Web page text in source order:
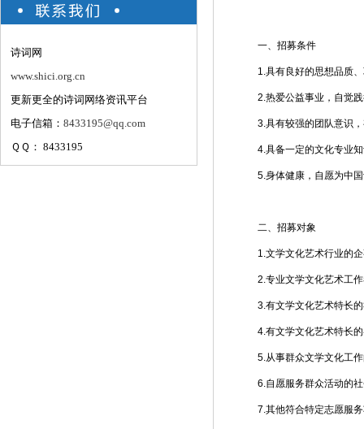
诗词网
www.shici.org.cn
更新更全的诗词网络资讯平台
电子信箱： 8433195@qq.com
ＱＱ： 8433195
一、招募条件
1.具有良好的思想品质
2.热爱公益事业，自觉
3.具有较强的团队意识
4.具备一定的文化专业
5.身体健康，自愿为中
二、招募对象
1.文学文化艺术行业的
2.专业文学文化艺术工
3.有文学文化艺术特长
4.有文学文化艺术特长
5.从事群众文学文化工
6.自愿服务群众活动的
7.其他符合特定志愿服